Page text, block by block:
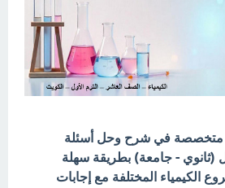
متخصصة في شرح وحل أسئلة
(ثانوي - جامعة) بطريقة سهلة
الكيمياء المختلفة مع إجابات